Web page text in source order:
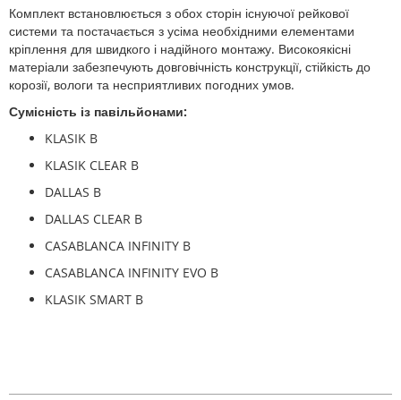
Комплект встановлюється з обох сторін існуючої рейкової
системи та постачається з усіма необхідними елементами
кріплення для швидкого і надійного монтажу. Високоякісні
матеріали забезпечують довговічність конструкції, стійкість до
корозії, вологи та несприятливих погодних умов.
Сумісність із павільйонами:
KLASIK B
KLASIK CLEAR B
DALLAS B
DALLAS CLEAR B
CASABLANCA INFINITY B
CASABLANCA INFINITY EVO B
KLASIK SMART B